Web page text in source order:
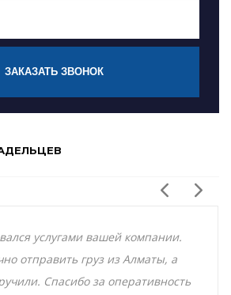
ЗАКАЗАТЬ ЗВОНОК
услугами вашей компании.
отправить груз из Алматы, а
Спасибо за оперативность